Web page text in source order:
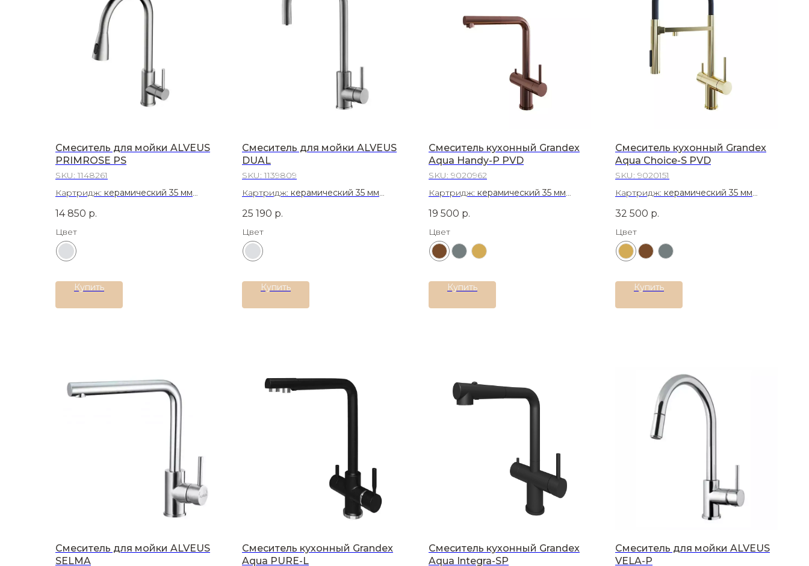
Смеситель для мойки ALVEUS
PRIMROSE PS
SKU: 1148261
Картридж: керамический 35 мм
14 850 р.
Цвет
Купить
Смеситель для мойки ALVEUS
DUAL
SKU: 1139809
Картридж: керамический 35 мм
25 190 р.
Цвет
Купить
Смеситель кухонный Grandex
Aqua Handy-P PVD
SKU: 9020962
Картридж: керамический 35 мм
304
19 500 р.
Цвет
Купить
Смеситель кухонный Grandex
Aqua Choice-S PVD
SKU: 9020151
Картридж: керамический 35 мм
32 500 р.
Цвет
Купить
Смеситель для мойки ALVEUS
SELMA
Смеситель кухонный Grandex
Aqua PURE-L
Смеситель кухонный Grandex
Aqua Integra-SP
Смеситель для мойки ALVEUS
VELA-P